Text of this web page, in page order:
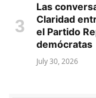
Las
Claridad
el Partido
demócratas
July 30, 2026